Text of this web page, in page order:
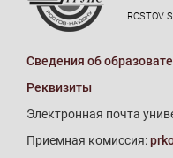
ROSTOV
Сведения об
Реквизиты
Электронная почта
Приемная комиссия: